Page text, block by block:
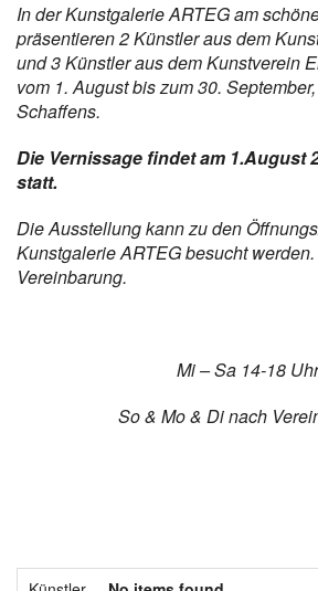
In der Kunstgalerie ARTEG am
präsentieren 2 Künstler aus dem
und 3 Künstler aus dem Kunstverein
vom 1. August bis zum 30.
Schaffens.
Die Vernissage findet am 1.August
statt.
Die Ausstellung kann zu den
Kunstgalerie ARTEG besucht
Vereinbarung.
Mi – Sa 14-18 Uhr
So & Mo & Di nach